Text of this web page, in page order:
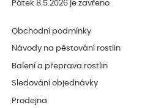
Pátek 8.5.2026 je zavřeno
Obchodní podmínky
Návody na pěstování rostlin
Balení a přeprava rostlin
Sledování objednávky
Prodejna